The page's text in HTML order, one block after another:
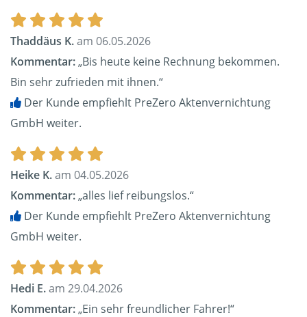
Thaddäus K.am 06.05.2026
Kommentar:„Bis heute keine Rechnung bekommen.
Bin sehr zufrieden mit ihnen.“
Der Kunde empfiehlt PreZero Aktenvernichtung
GmbH weiter.
Heike K.am 04.05.2026
Kommentar:„alles lief reibungslos.“
Der Kunde empfiehlt PreZero Aktenvernichtung
GmbH weiter.
Hedi E.am 29.04.2026
Kommentar:„Ein sehr freundlicher Fahrer!“